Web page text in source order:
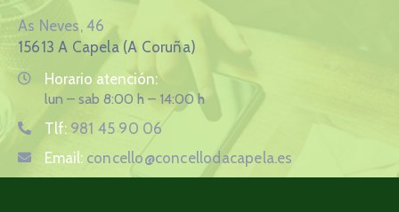
As Neves, 46
15613 A Capela (A Coruña)
Horario atención:
lun – sab 8:00 h – 14:00 h
Tlf: 981 45 90 06
Email: concello@concellodacapela.es